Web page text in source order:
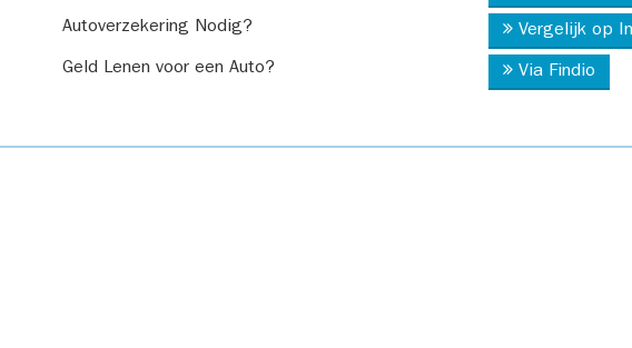
Autoverzekering Nodig? Vergelijk op
Geld Lenen voor een Auto? Via Findio